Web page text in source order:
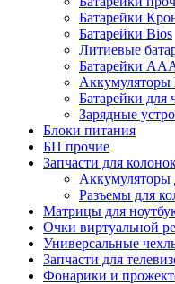
Батарейки
Батарейки Bios
Литиевые
Батарейки
Аккумуляторы
Батарейки для
Зарядные
Блоки питания
БП прочие
Запчасти для
Аккумуляторы
Разъемы для
Матрицы для
Очки виртуальной
Универсальные
Запчасти для
Фонарики и